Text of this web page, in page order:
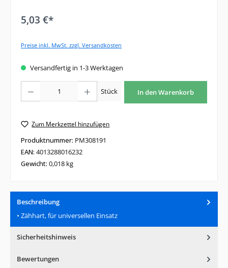
5,03 €*
Preise inkl. MwSt. zzgl. Versandkosten
Versandfertig in 1-3 Werktagen
Produkt Anzahl: Gib den gewünschten Wert ein oder benutze die
Stück In den Warenkorb
Zum Merkzettel hinzufügen
Produktnummer: PM308191
EAN: 4013288016232
Gewicht: 0,018 kg
Beschreibung
• Zähhart, für universellen Einsatz
Sicherheitshinweis
Bewertungen